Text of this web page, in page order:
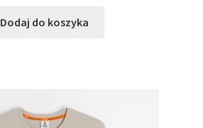
Dodaj do koszyka